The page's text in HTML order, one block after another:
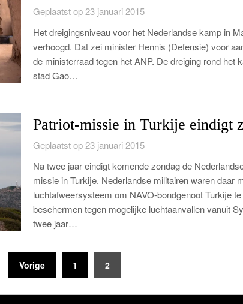
Geplaatst op 23 januari 2015
Het dreigingsniveau voor het Nederlandse kamp in
verhoogd. Dat zei minister Hennis (Defensie) voor
de ministerraad tegen het ANP. De dreiging rond het
stad Gao…
Patriot-missie in Turkije eindigt
Geplaatst op 23 januari 2015
Na twee jaar eindigt komende zondag de
missie in Turkije. Nederlandse militairen waren daar
luchtafweersysteem om NAVO-bondgenoot Turkije te
beschermen tegen mogelijke luchtaanvallen vanuit
twee jaar…
Vorige 1 2